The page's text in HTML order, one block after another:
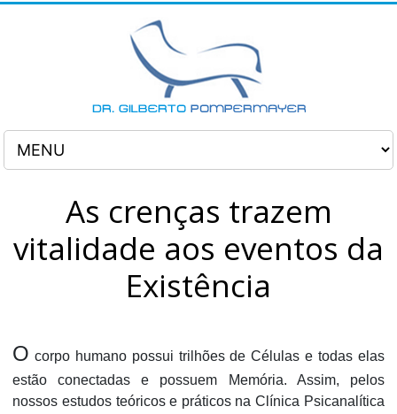
As crenças trazem
vitalidade aos eventos da
Existência
O corpo humano possui trilhões de Células e todas elas
estão conectadas e possuem Memória. Assim, pelos
nossos estudos teóricos e práticos na Clínica Psicanalítica